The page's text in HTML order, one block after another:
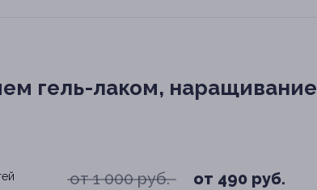
гель-лаком, наращивание
от 1 000 руб. от 490 руб.